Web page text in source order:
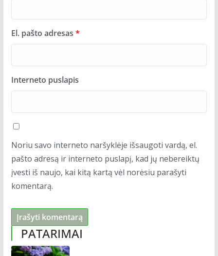
El. pašto adresas *
Interneto puslapis
Noriu savo interneto naršyklėje išsaugoti vardą, el.
pašto adresą ir interneto puslapį, kad jų nebereiktų
įvesti iš naujo, kai kitą kartą vėl norėsiu parašyti
komentarą.
PATARIMAI